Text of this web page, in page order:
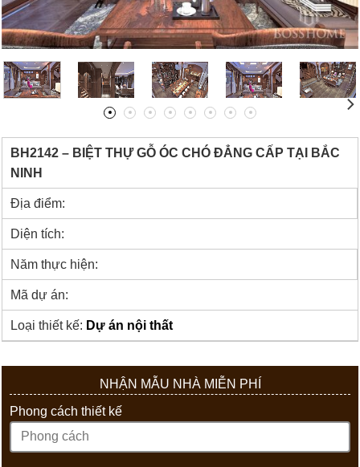
BH2142 – BIỆT THỰ GỖ ÓC CHÓ ĐẲNG CẤP TẠI BẮC
NINH
Địa điểm:
Diện tích:
Năm thực hiện:
Mã dự án:
Loại thiết kế: Dự án nội thất
NHẬN MẪU NHÀ MIỄN PHÍ
Phong cách thiết kế